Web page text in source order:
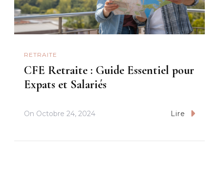
RETRAITE
CFE Retraite : Guide Essentiel pour
Expats et Salariés
On Octobre 24, 2024 Lire